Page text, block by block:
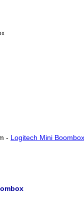
- Logitech Mini